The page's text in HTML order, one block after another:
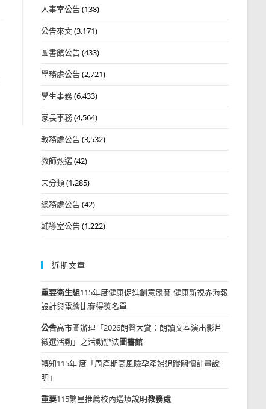
人事室公告(138)
公告來文(3,171)
圖書館公告(433)
學務處公告(2,721)
學生事務(6,433)
家長事務(4,564)
教務處公告(3,532)
教師甄選(42)
未分類(1,285)
總務處公告(42)
輔導室公告(1,222)
近期文章
重要衛生組115年度健康促進創意競賽-健康新視界海報
設計與電繪比賽得獎名單
公告高市圖辦理「2026朗聲大賞：朗讀文本演出影片
徵選活動」之活動辦法圖書館
轉知115年 度「周產期高風險孕產婦追蹤關懷計畫說
明」
重要115繁星推薦校內選填說明教務處